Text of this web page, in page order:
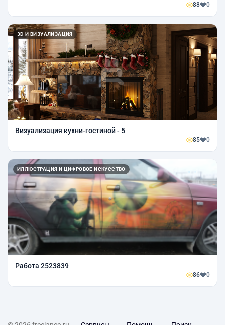
88 0
3D И ВИЗУАЛИЗАЦИЯ
Визуализация кухни-гостиной - 5
85 0
ИЛЛЮСТРАЦИЯ И ЦИФРОВОЕ ИСКУССТВО
Работа 2523839
86 0